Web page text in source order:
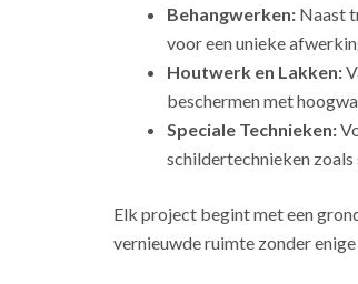
Behangwerken: Naast
voor een unieke
Houtwerk en Lakken:
beschermen met
Speciale Technieken:
schildertechnieken zoals
Elk project begint met een
vernieuwde ruimte zonder enige